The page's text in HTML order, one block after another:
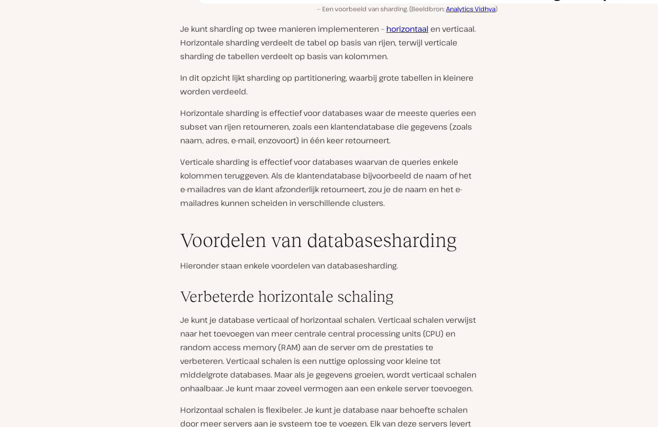
Een voorbeeld van sharding. (Beeldbron:Analytics Vidhya)
Je kunt sharding op twee manieren implementeren – horizontaal en verticaal.
Horizontale sharding verdeelt de tabel op basis van rijen, terwijl verticale
sharding de tabellen verdeelt op basis van kolommen.
In dit opzicht lijkt sharding op partitionering, waarbij grote tabellen in kleinere
worden verdeeld.
Horizontale sharding is effectief voor databases waar de meeste queries een
subset van rijen retourneren, zoals een klantendatabase die gegevens (zoals
naam, adres, e-mail, enzovoort) in één keer retourneert.
Verticale sharding is effectief voor databases waarvan de queries enkele
kolommen teruggeven. Als de klantendatabase bijvoorbeeld de naam of het
e-mailadres van de klant afzonderlijk retourneert, zou je de naam en het e-
mailadres kunnen scheiden in verschillende clusters.
Voordelen van databasesharding
Hieronder staan enkele voordelen van databasesharding.
Verbeterde horizontale schaling
Je kunt je database verticaal of horizontaal schalen. Verticaal schalen verwijst
naar het toevoegen van meer centrale central processing units (CPU) en
random access memory (RAM) aan de server om de prestaties te
verbeteren. Verticaal schalen is een nuttige oplossing voor kleine tot
middelgrote databases. Maar als je gegevens groeien, wordt verticaal schalen
onhaalbaar. Je kunt maar zoveel vermogen aan een enkele server toevoegen.
Horizontaal schalen is flexibeler. Je kunt je database naar behoefte schalen
door meer servers aan je systeem toe te voegen. Elk van deze servers levert